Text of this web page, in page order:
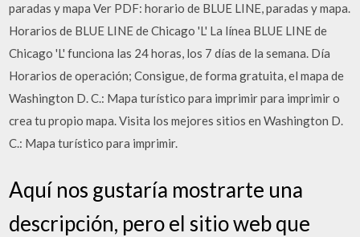
paradas y mapa Ver PDF: horario de BLUE LINE, paradas y mapa.
Horarios de BLUE LINE de Chicago 'L' La línea BLUE LINE de
Chicago 'L' funciona las 24 horas, los 7 días de la semana. Día
Horarios de operación; Consigue, de forma gratuita, el mapa de
Washington D. C.: Mapa turístico para imprimir para imprimir o
crea tu propio mapa. Visita los mejores sitios en Washington D.
C.: Mapa turístico para imprimir.
Aquí nos gustaría mostrarte una
descripción, pero el sitio web que